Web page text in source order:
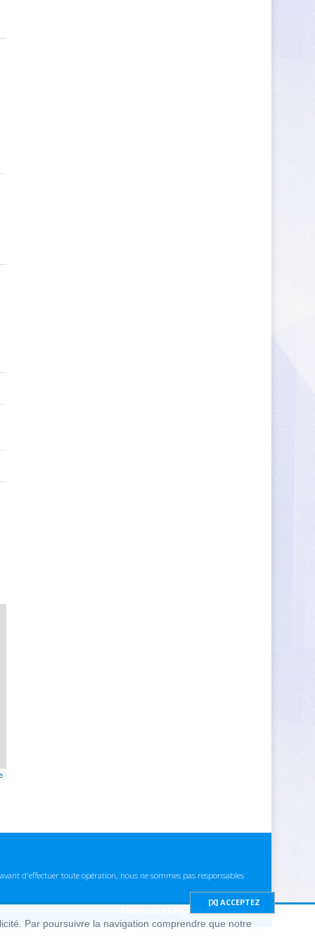
d'effectuer toute opération, nous ne sommes pas responsables
Mentions Légales & cookies
Par poursuivre la navigation comprendre que notre